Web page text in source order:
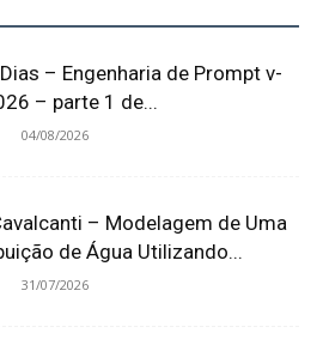
– Engenharia de Prompt v-
– parte 1 de...
04/08/2026
– Modelagem de Uma
de Água Utilizando...
31/07/2026